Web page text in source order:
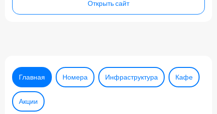
Открыть сайт
Главная Номера Инфраструктура Кафе
Акции